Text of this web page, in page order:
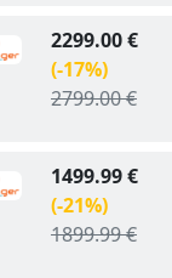
2299.00 €
(-17%)
2799.00 €
1499.99 €
(-21%)
1899.99 €